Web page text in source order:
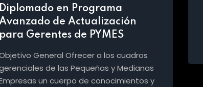
Diplomado en Programa
de Actualización
para Gerentes de PYMES
General Ofrecer a los cuadros
de las Pequeñas y Medianas
un cuerpo de conocimientos y